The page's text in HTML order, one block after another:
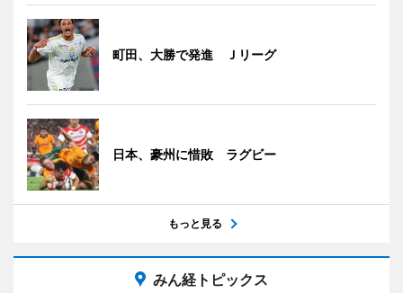
町田、大勝で発進 Ｊリーグ
日本、豪州に惜敗 ラグビー
もっと見る
みん経トピックス